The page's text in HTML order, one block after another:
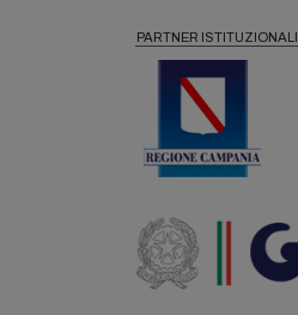
PARTNER ISTITUZIONALI